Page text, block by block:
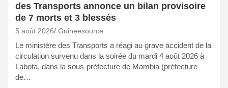
des Transports annonce un bilan provisoire
de 7 morts et 3 blessés
5 août 2026 Guineesource
Le ministère des Transports a réagi au grave accident de la
circulation survenu dans la soirée du mardi 4 août 2026 à
Labota, dans la sous-préfecture de Mambia (préfecture
de…